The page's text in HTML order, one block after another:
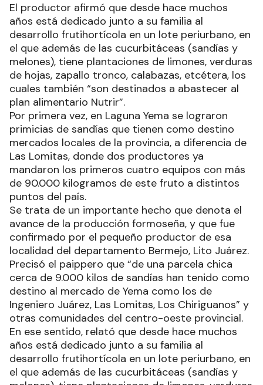
El productor afirmó que desde hace muchos
años está dedicado junto a su familia al
desarrollo frutihortícola en un lote periurbano, en
el que además de las cucurbitáceas (sandías y
melones), tiene plantaciones de limones, verduras
de hojas, zapallo tronco, calabazas, etcétera, los
cuales también “son destinados a abastecer al
plan alimentario Nutrir”.
Por primera vez, en Laguna Yema se lograron
primicias de sandías que tienen como destino
mercados locales de la provincia, a diferencia de
Las Lomitas, donde dos productores ya
mandaron los primeros cuatro equipos con más
de 90.000 kilogramos de este fruto a distintos
puntos del país.
Se trata de un importante hecho que denota el
avance de la producción formoseña, y que fue
confirmado por el pequeño productor de esa
localidad del departamento Bermejo, Lito Juárez.
Precisó el paippero que “de una parcela chica
cerca de 9.000 kilos de sandías han tenido como
destino al mercado de Yema como los de
Ingeniero Juárez, Las Lomitas, Los Chiriguanos” y
otras comunidades del centro-oeste provincial.
En ese sentido, relató que desde hace muchos
años está dedicado junto a su familia al
desarrollo frutihortícola en un lote periurbano, en
el que además de las cucurbitáceas (sandías y